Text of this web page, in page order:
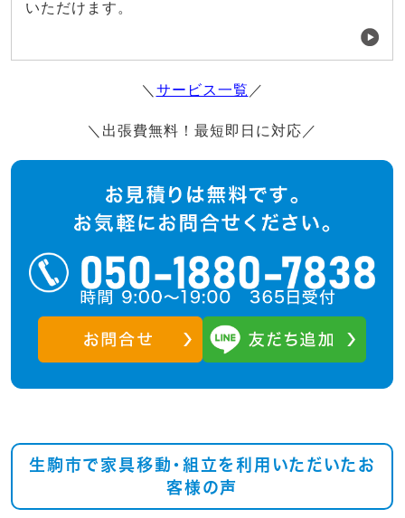
いただけます。
＼ サービス一覧 ／
＼出張費無料！最短即日に対応／
生駒市で家具移動・組立を利用いただいたお
客様の声